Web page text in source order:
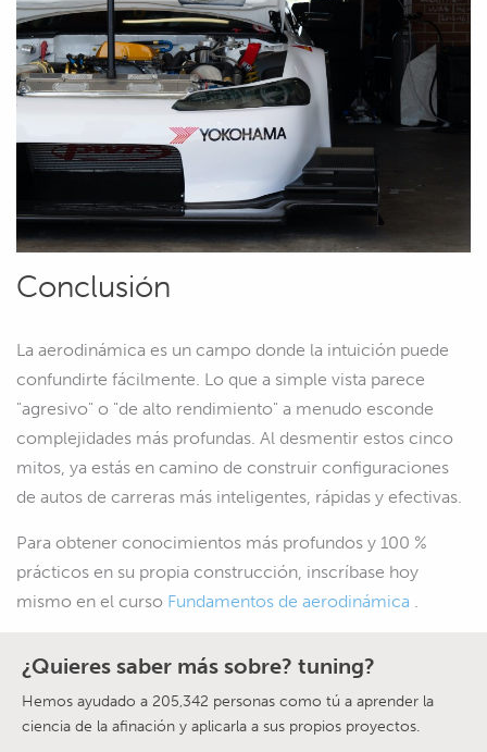
Conclusión
La aerodinámica es un campo donde la intuición puede
confundirte fácilmente. Lo que a simple vista parece
"agresivo" o "de alto rendimiento" a menudo esconde
complejidades más profundas. Al desmentir estos cinco
mitos, ya estás en camino de construir configuraciones
de autos de carreras más inteligentes, rápidas y efectivas.
Para obtener conocimientos más profundos y 100 %
prácticos en su propia construcción, inscríbase hoy
mismo en el curso Fundamentos de aerodinámica .
¿Quieres saber más sobre? tuning?
Hemos ayudado a 205,342 personas como tú a aprender la
ciencia de la afinación y aplicarla a sus propios proyectos.